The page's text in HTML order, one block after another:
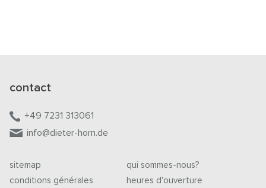
contact
+49 7231 313061
info@dieter-horn.de
sitemap
conditions générales
qui sommes-nous?
heures d'ouverture